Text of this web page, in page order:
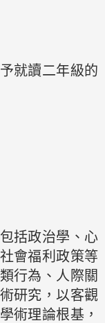
就讀二年級的
括政治學、心
會福利政策等
行為、人際關
研究，以客觀
術理論根基，